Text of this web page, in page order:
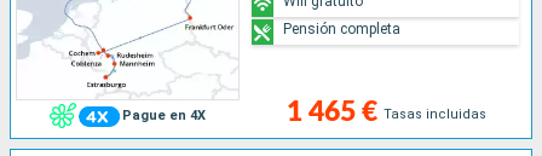
Pague en 4X 1 465 € Tasas incluidas
Pensión completa